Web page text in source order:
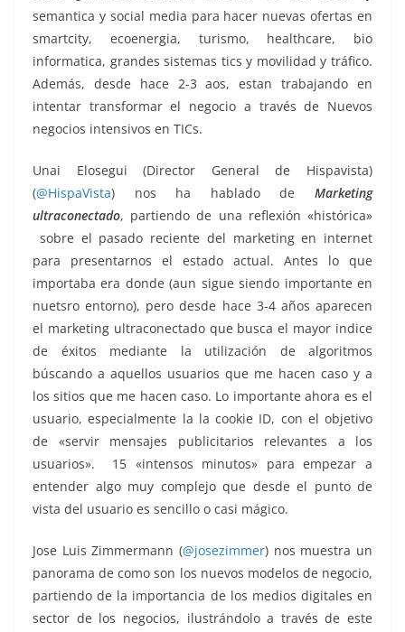
semantica y social media para hacer nuevas ofertas en
smartcity, ecoenergia, turismo, healthcare, bio
informatica, grandes sistemas tics y movilidad y tráfico.
Además, desde hace 2-3 aos, estan trabajando en
intentar transformar el negocio a través de Nuevos
negocios intensivos en TICs.
Unai Elosegui (Director General de Hispavista)
(@HispaVista) nos ha hablado de Marketing
ultraconectado, partiendo de una reflexión «histórica»
sobre el pasado reciente del marketing en internet
para presentarnos el estado actual. Antes lo que
importaba era donde (aun sigue siendo importante en
nuetsro entorno), pero desde hace 3-4 años aparecen
el marketing ultraconectado que busca el mayor indice
de éxitos mediante la utilización de algoritmos
búscando a aquellos usuarios que me hacen caso y a
los sitios que me hacen caso. Lo importante ahora es el
usuario, especialmente la la cookie ID, con el objetivo
de «servir mensajes publicitarios relevantes a los
usuarios». 15 «intensos minutos» para empezar a
entender algo muy complejo que desde el punto de
vista del usuario es sencillo o casi mágico.
Jose Luis Zimmermann (@josezimmer) nos muestra un
panorama de como son los nuevos modelos de negocio,
partiendo de la importancia de los medios digitales en
sector de los negocios, ilustrándolo a través de este